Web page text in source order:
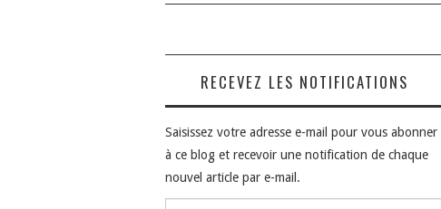
RECEVEZ LES NOTIFICATIONS
Saisissez votre adresse e-mail pour vous abonner
à ce blog et recevoir une notification de chaque
nouvel article par e-mail.